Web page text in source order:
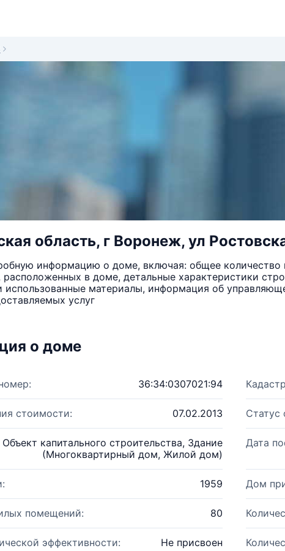
область, г Воронеж, ул
информацию о доме, включая: общее количество
в доме, детальные характеристики
использованные материалы, информация об
услуг
о доме
36:34:0307021:94
стоимости: 07.02.2013 Статус
Объект капитального строительства, Здание
(Многоквартирный дом, Жилой дом)
Дата
1959 Дом
помещений: 80
эффективности: Не присвоен